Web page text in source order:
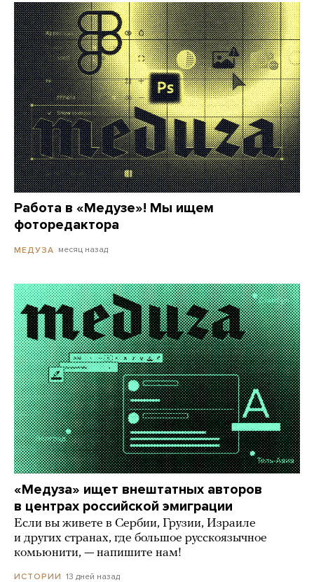
Работа в «Медузе»! Мы ищем
фоторедактора
МЕДУЗА месяц назад
«Медуза» ищет внештатных авторов
в центрах российской эмиграции
Если вы живете в Сербии, Грузии, Израиле
и других странах, где большое русскоязычное
комьюнити, — напишите нам!
ИСТОРИИ 13 дней назад